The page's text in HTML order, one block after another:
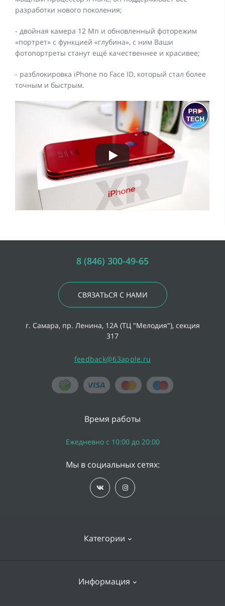
разработки нового поколения;
- двойная камера 12 Мп и обновленный фоторежим
«портрет» с функцией «глубина», с ним Ваши
фотопортреты станут ещё качественнее и красивее;
- разблокировка iPhone по Face ID, который стал более
точным и быстрым.
8 (846) 300-49-65
СВЯЗАТЬСЯ С НАМИ
г. Самара, пр. Ленина, 12А (ТЦ "Мелодия"), секция
317
feedback@63apple.ru
Категории
Информация
Время работы
Ежедневно с 10:00 до 20:00
Мы в социальных сетях: